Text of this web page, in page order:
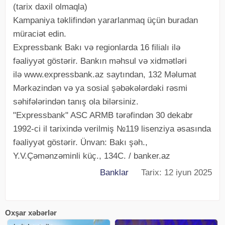
(tarix daxil olmaqla)
Kampaniya təklifindən yararlanmaq üçün buradan
müraciət edin.
Expressbank Bakı və regionlarda 16 filialı ilə
fəaliyyət göstərir. Bankın məhsul və xidmətləri
ilə www.expressbank.az saytından, 132 Məlumat
Mərkəzindən və ya sosial şəbəkələrdəki rəsmi
səhifələrindən tanış ola bilərsiniz.
"Expressbank" ASC ARMB tərəfindən 30 dekabr
1992-ci il tarixində verilmiş №119 lisenziya əsasında
fəaliyyət göstərir. Ünvan: Bakı şəh.,
Y.V.Çəmənzəminli küç., 134C. / banker.az
Banklar Tarix: 12 iyun 2025
Oxşar xəbərlər